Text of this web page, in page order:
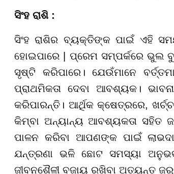
ସିଂହ ରାଶି :
ସିଂହ ରାଶିର ବ୍ୟକ୍ତିଙ୍କ ପାଇଁ ଏହି
ହୋଇପାରେ | ପ୍ରେମ ସମ୍ପର୍କରେ ଭୁଲ
ସୃଷ୍ଟି କରିପାରେ। ଯେଉଁମାନେ
ପ୍ରାଥମିକତା ଦେବା ଆବଶ୍ୟକ।
କରିପାରନ୍ତି। ଆର୍ଥିକ କ୍ଷେତ୍ରରେ,
କିମ୍ବା ଅନ୍ୟାନ୍ୟ ଆବଶ୍ୟକତା ସହିତ
ପାଳନ କରିବା ଆପଣଙ୍କ ପାଇଁ
ଯନ୍ତ୍ରଣା ଭଳି ଛୋଟ ସମସ୍ୟା
ଜୀବନଶୈଳୀ ବଜାୟ ରଖିବା ଅତ୍ୟନ୍ତ